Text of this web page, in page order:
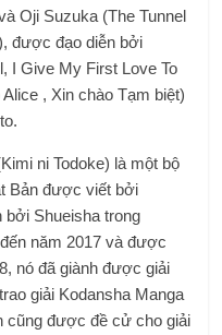
Oji Suzuka (The Tunnel
được đạo diễn bởi
I Give My First Love To
, Xin chào Tạm biệt)
ni Todoke) là một bộ
Bản được viết bởi
bởi Shueisha trong
năm 2017 và được
nó đã giành được giải
giải Kodansha Manga
cũng được đề cử cho giải